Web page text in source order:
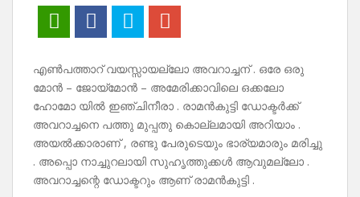
എൺപത്താറ് വയസ്സായല്ലോ അവറാച്ചന് . ഒരേ ഒരു
മോൻ – ജോയ്മോൻ – അമേരിക്കാവിലെ ഒക്കലോ
ഹോമോ യിൽ ഇഞ്ചിനീരാ . രാമൻകുട്ടി ഡോക്ടർക്ക്
അവറാച്ചനെ പത്തു മുപ്പതു കൊല്ലമായി അറിയാം .
അയൽക്കാരാണ് , രണ്ടു പേരുടെയും ഭാര്യമാരും മരിച്ചു
. അപ്പൊ നാച്ചുറലായി സുഹൃത്തുക്കൾ ആവുമല്ലോ .
അവറാച്ചന്റെ ഡോക്ടറും ആണ് രാമൻകുട്ടി .